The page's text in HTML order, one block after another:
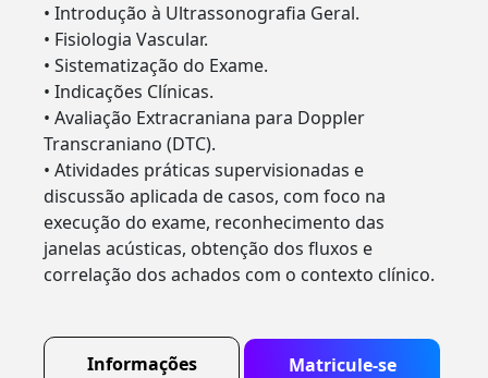
• Introdução à Ultrassonografia Geral.
• Fisiologia Vascular.
• Sistematização do Exame.
• Indicações Clínicas.
• Avaliação Extracraniana para Doppler
Transcraniano (DTC).
• Atividades práticas supervisionadas e
discussão aplicada de casos, com foco na
execução do exame, reconhecimento das
janelas acústicas, obtenção dos fluxos e
correlação dos achados com o contexto clínico.
Informações Matricule-se